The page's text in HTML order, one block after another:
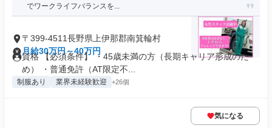
でワークライフバランスを...
〒399-4511長野県上伊那郡南箕輪村
月給30万円～40万円
資格 【必須条件】 ・45歳未満の方（長期キャリア形成のた
め） ・普通免許（AT限定不...
制服あり 業界未経験歓迎 +26個
気になる